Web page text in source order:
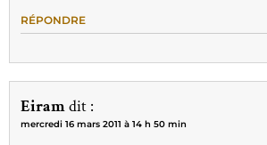
RÉPONDRE
Eiramdit :
mercredi 16 mars 2011 à 14 h 50 min